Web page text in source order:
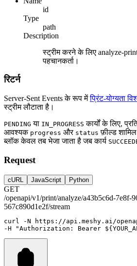
id
Type
path
Description
स्ट्रीम करने के लिए analyze-
पहचानकर्ता।
रिटर्न
Server-Sent Events के रूप मेंप्रिंट-योग्यता
स्ट्रीम लौटाता है।
PENDING या IN_PROGRESS कार्यों के लिए,
आवश्यक progress और status फ़ील्ड शामिल
ब्लॉक केवल तब भेजा जाता है जब कार्य
Request
cURL JavaScript Python
GET
/openapi/v1/print/analyze/a43b5c6d-7e8f-
567c890d1e2f/stream
curl -N
https://api.meshy.ai/
-H
"Authorization: Bearer